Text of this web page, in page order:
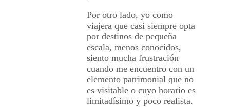
Por otro lado, yo como
viajera que casi siempre opta
por destinos de pequeña
escala, menos conocidos,
siento mucha frustración
cuando me encuentro con un
elemento patrimonial que no
es visitable o cuyo horario es
limitadísimo y poco realista.